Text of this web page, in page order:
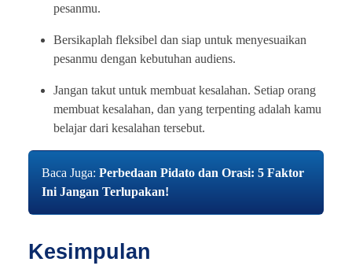
pesanmu.
Bersikaplah fleksibel dan siap untuk menyesuaikan
pesanmu dengan kebutuhan audiens.
Jangan takut untuk membuat kesalahan. Setiap orang
membuat kesalahan, dan yang terpenting adalah kamu
belajar dari kesalahan tersebut.
Baca Juga: Perbedaan Pidato dan Orasi: 5 Faktor
Ini Jangan Terlupakan!
Kesimpulan